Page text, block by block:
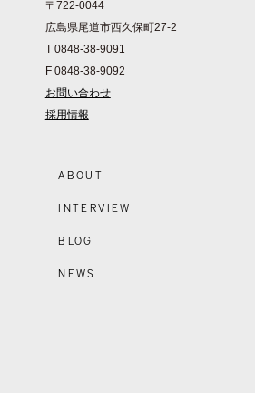
〒722-0044
広島県尾道市西久保町27-2
T 0848-38-9091
F 0848-38-9092
お問い合わせ
採用情報
ABOUT
INTERVIEW
BLOG
NEWS